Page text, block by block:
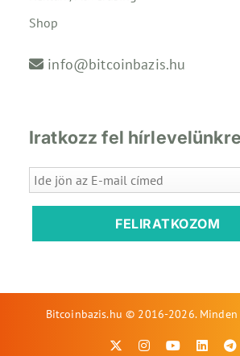
Shop
info@bitcoinbazis.hu
Iratkozz fel
FELIRATKOZOM
Bitcoinbazis.hu © 2016-2026.